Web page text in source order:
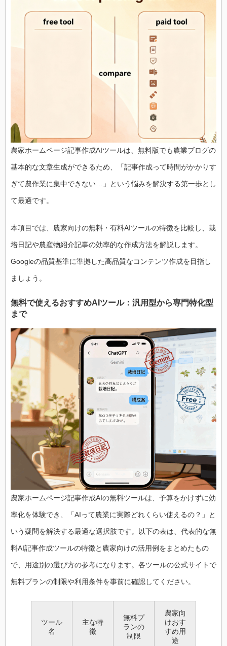
農家ホームページ記事作成AIツールは、無料版でも農業ブログの
基本的な文章生成ができるため、「記事作成って時間がかかりす
ぎて農作業に集中できない…」という悩みを解決する第一歩とし
て最適です。
本項目では、農家向けの無料・有料AIツールの特徴を比較し、栽
培日記や農産物紹介記事の効率的な作成方法を解説します。
Googleの品質基準に準拠した高品質なコンテンツ作成を目指し
ましょう。
無料で使えるおすすめAIツール：汎用型から専門特化型
まで
農家 ホームページ記事作成AIの無料ツールは、予算をかけずに効
率化を体験でき、「AIって農業に実際どれくらい使えるの？」と
いう疑問を解決する最適な選択肢です。以下の表は、代表的な無
料AI記事作成ツールの特徴と農家向けの活用例をまとめたもの
で、用途別の選び方の参考になります。各ツールの公式サイトで
無料プランの制限や利用条件を事前に確認してください。
ツール
名
主な特
徴
無料プ
ランの
制限
農家 向
けおす
すめ用
途